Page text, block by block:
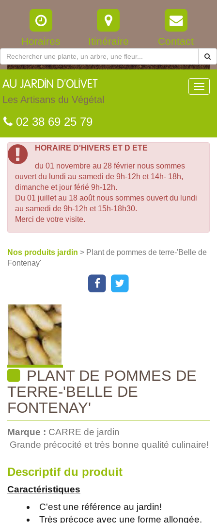
Horaires Itinéraire Contact
AU JARDIN D'OLIVET
Les Artisans du Végétal
02 38 69 25 79
HORAIRE D'HIVERS ET D ETE
du 01 novembre au 28 février nous sommes
ouvert du lundi au samedi de 9h-12h et 14h- 18h,
dimanche et jour férié 9h-12h.
Du 01 juillet au 18 août nous sommes ouvert du lundi
au samedi de 9h-12h et 15h-18h30.
Merci de votre visite.
Nos produits jardin > Plant de pommes de terre-'Belle de
Fontenay'
PLANT DE POMMES DE
TERRE-'BELLE DE
FONTENAY'
Marque : CARRE de jardin
Grande précocité et très bonne qualité culinaire!
Descriptif du produit
Caractéristiques
C'est une référence au jardin!
Très précoce avec une forme allongée.